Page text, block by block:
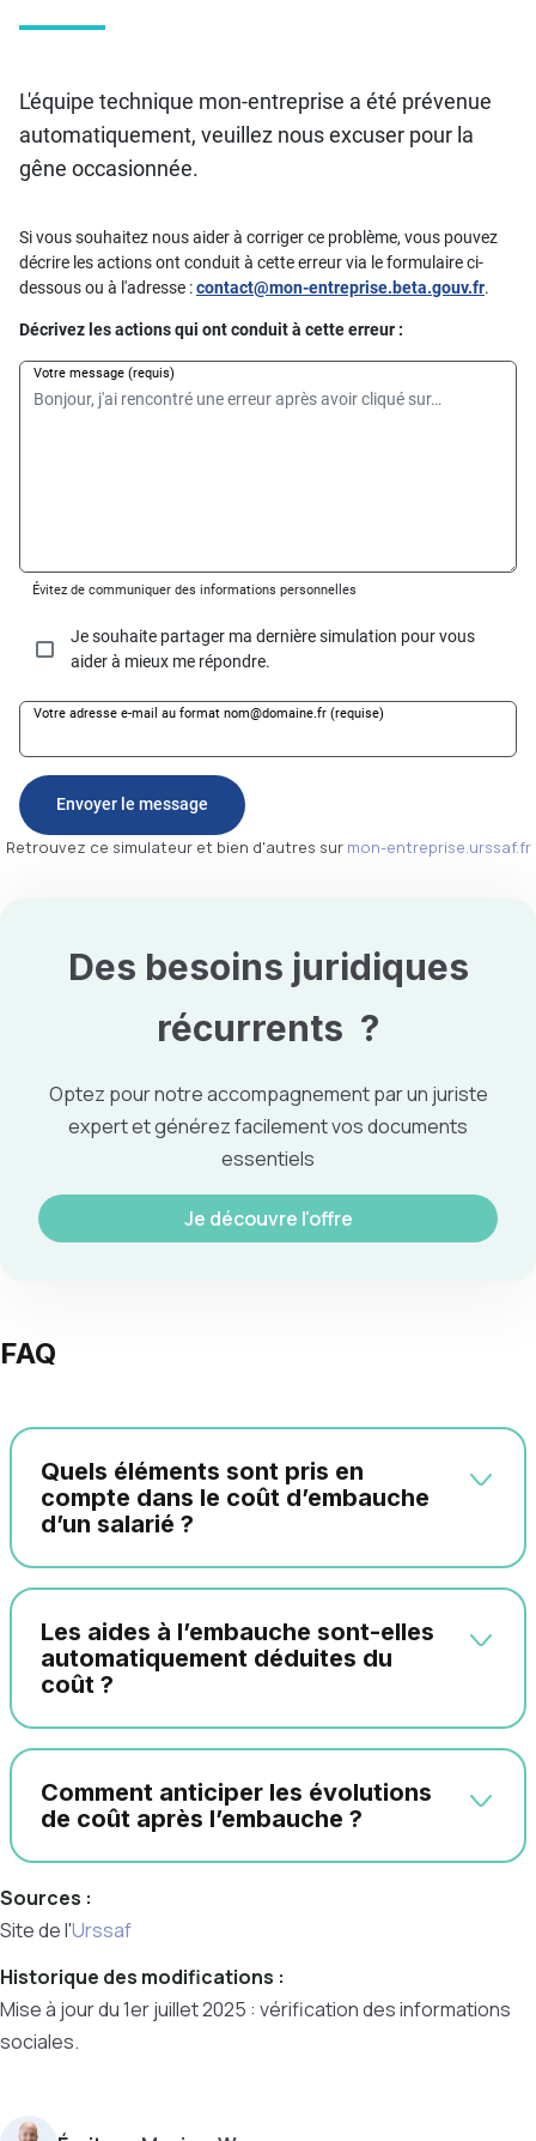
Retrouvez ce simulateur et bien d'autres sur mon-entreprise.urssaf.fr
Des besoins juridiques
récurrents ?
Optez pour notre accompagnement par un juriste
expert et générez facilement vos documents
essentiels
Je découvre l'offre
FAQ
Quels éléments sont pris en
compte dans le coût d’embauche
d’un salarié ?
Les aides à l’embauche sont-elles
automatiquement déduites du
coût ?
Comment anticiper les évolutions
de coût après l’embauche ?
Sources :
Site de l'Urssaf
Historique des modifications :
Mise à jour du 1er juillet 2025 : vérification des informations
sociales.